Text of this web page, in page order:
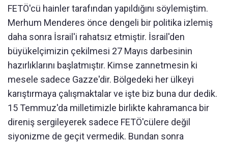
FETÖ'cü hainler tarafından yapıldığını söylemiştim.
Merhum Menderes önce dengeli bir politika izlemiş
daha sonra İsrail'i rahatsız etmiştir. İsrail'den
büyükelçimizin çekilmesi 27 Mayıs darbesinin
hazırlıklarını başlatmıştır. Kimse zannetmesin ki
mesele sadece Gazze'dir. Bölgedeki her ülkeyi
karıştırmaya çalışmaktalar ve işte biz buna dur dedik.
15 Temmuz'da milletimizle birlikte kahramanca bir
direniş sergileyerek sadece FETÖ'cülere değil
siyonizme de geçit vermedik. Bundan sonra